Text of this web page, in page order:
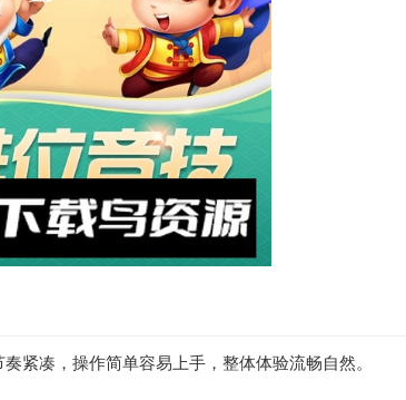
紧凑，操作简单容易上手，整体体验流畅自然。